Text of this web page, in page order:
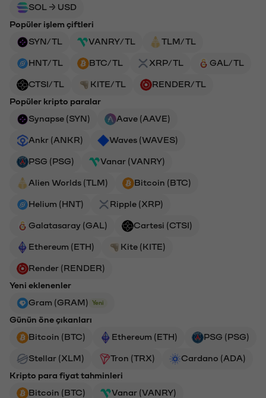
SOL → USD
Popüler işlem çiftleri
SYN/TL
VANRY/TL TLM/TL
HNT/TL BTC/TL XRP/TL GAL/TL
CTSI/TL KITE/TL
RENDER/TL
Popüler kripto paralar
Synapse (SYN)
Aave (AAVE)
Ankr (ANKR) Waves (WAVES)
PSG (PSG) Vanar (VANRY)
Alien Worlds (TLM) Bitcoin (BTC)
Helium (HNT) Ripple (XRP)
Galatasaray (GAL) Cartesi (CTSI)
Ethereum (ETH) Kite (KITE)
Render (RENDER)
Yeni eklenenler
Gram (GRAM)
Yeni
Günün öne çıkanları
Bitcoin (BTC)
Ethereum (ETH) PSG (PSG)
Stellar (XLM) Tron (TRX)
Cardano (ADA)
Kripto para fiyat tahminleri
Bitcoin (BTC)
Vanar (VANRY)